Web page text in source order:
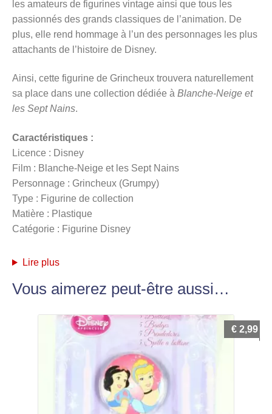
les amateurs de figurines vintage ainsi que tous les
passionnés des grands classiques de l’animation. De
plus, elle rend hommage à l’un des personnages les plus
attachants de l’histoire de Disney.
Ainsi, cette figurine de Grincheux trouvera naturellement
sa place dans une collection dédiée à Blanche-Neige et
les Sept Nains.
Caractéristiques :
Licence : Disney
Film : Blanche-Neige et les Sept Nains
Personnage : Grincheux (Grumpy)
Type : Figurine de collection
Matière : Plastique
Catégorie : Figurine Disney
Lire plus
Vous aimerez peut-être aussi…
€ 2,99